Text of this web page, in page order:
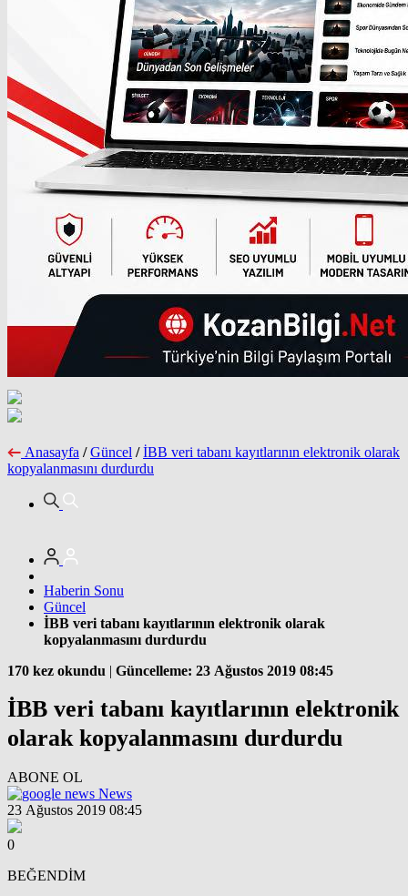
Anasayfa / Güncel / İBB veri tabanı kayıtlarının elektronik olarak
kopyalanmasını durdurdu
Haberin Sonu
Güncel
İBB veri tabanı kayıtlarının elektronik olarak
kopyalanmasını durdurdu
170 kez okundu | Güncelleme: 23 Ağustos 2019 08:45
İBB veri tabanı kayıtlarının elektronik
olarak kopyalanmasını durdurdu
ABONE OL
News
23 Ağustos 2019 08:45
0
BEĞENDİM